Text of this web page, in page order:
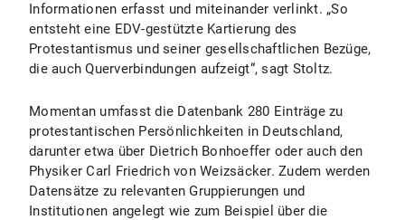
Informationen erfasst und miteinander verlinkt. „So
entsteht eine EDV-gestützte Kartierung des
Protestantismus und seiner gesellschaftlichen Bezüge,
die auch Querverbindungen aufzeigt“, sagt Stoltz.
Momentan umfasst die Datenbank 280 Einträge zu
protestantischen Persönlichkeiten in Deutschland,
darunter etwa über Dietrich Bonhoeffer oder auch den
Physiker Carl Friedrich von Weizsäcker. Zudem werden
Datensätze zu relevanten Gruppierungen und
Institutionen angelegt wie zum Beispiel über die